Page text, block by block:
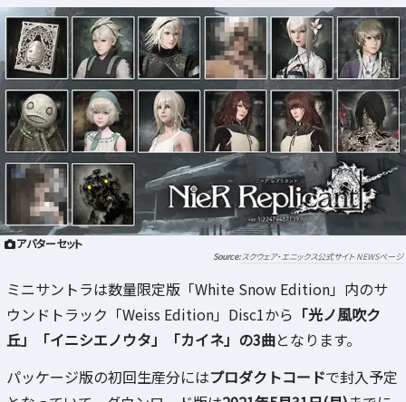
アバターセット
スクウェア・エニックス公式サイト NEWSページ
ミニサントラは数量限定版「White Snow Edition」内のサ
ウンドトラック「Weiss Edition」Disc1から 「光ノ風吹ク
丘」「イニシエノウタ」「カイネ」の3曲となります。
パッケージ版の初回生産分にはプロダクトコードで封入予定